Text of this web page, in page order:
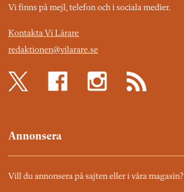
Vi finns på mejl, telefon och i sociala medier.
Kontakta Vi Lärare
redaktionen@vilarare.se
Annonsera
Vill du annonsera på sajten eller i våra magasin?